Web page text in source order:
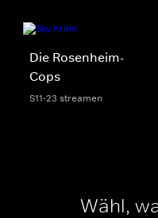
Die Rosenheim-
Cops
S11-23 streamen
Wähl,